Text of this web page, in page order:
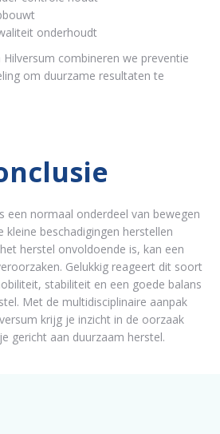
onderhoudt
combineren we preventie
om duurzame resultaten te
een normaal onderdeel van bewegen
kleine beschadigingen herstellen
herstel onvoldoende is, kan een
Gelukkig reageert dit soort
stabiliteit en een goede balans
Met de multidisciplinaire aanpak
krijg je inzicht in de oorzaak
gericht aan duurzaam herstel.